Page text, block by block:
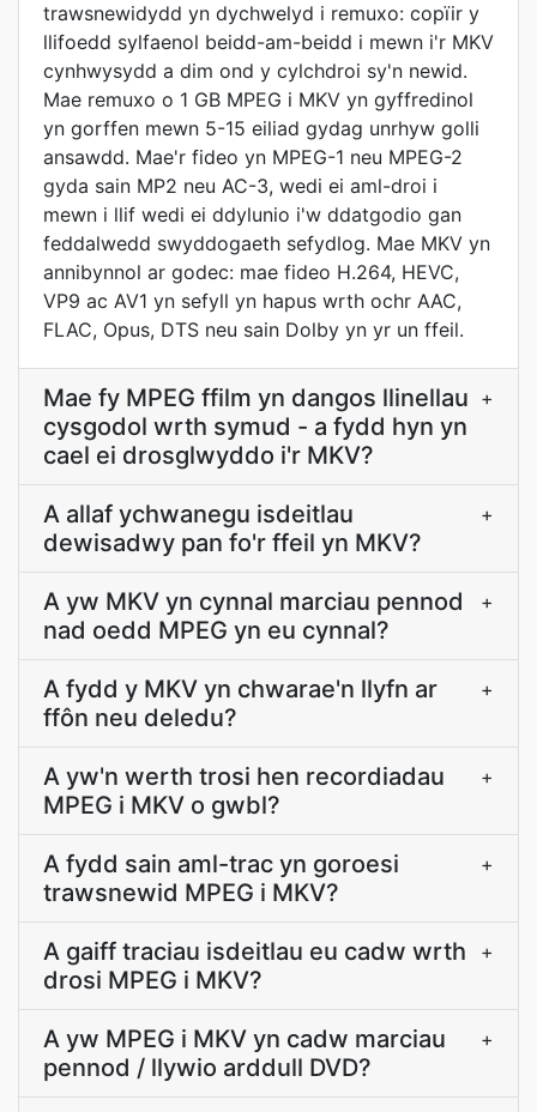
trawsnewidydd yn dychwelyd i remuxo: copïir y
llifoedd sylfaenol beidd-am-beidd i mewn i'r MKV
cynhwysydd a dim ond y cylchdroi sy'n newid.
Mae remuxo o 1 GB MPEG i MKV yn gyffredinol
yn gorffen mewn 5-15 eiliad gydag unrhyw golli
ansawdd. Mae'r fideo yn MPEG-1 neu MPEG-2
gyda sain MP2 neu AC-3, wedi ei aml-droi i
mewn i llif wedi ei ddylunio i'w ddatgodio gan
feddalwedd swyddogaeth sefydlog. Mae MKV yn
annibynnol ar godec: mae fideo H.264, HEVC,
VP9 ac AV1 yn sefyll yn hapus wrth ochr AAC,
FLAC, Opus, DTS neu sain Dolby yn yr un ffeil.
Mae fy MPEG ffilm yn dangos llinellau
cysgodol wrth symud - a fydd hyn yn
cael ei drosglwyddo i'r MKV?
+
A allaf ychwanegu isdeitlau
dewisadwy pan fo'r ffeil yn MKV?
+
A yw MKV yn cynnal marciau pennod
nad oedd MPEG yn eu cynnal?
+
A fydd y MKV yn chwarae'n llyfn ar
ffôn neu deledu?
+
A yw'n werth trosi hen recordiadau
MPEG i MKV o gwbl?
+
A fydd sain aml-trac yn goroesi
trawsnewid MPEG i MKV?
+
A gaiff traciau isdeitlau eu cadw wrth
drosi MPEG i MKV?
+
A yw MPEG i MKV yn cadw marciau
pennod / llywio arddull DVD?
+